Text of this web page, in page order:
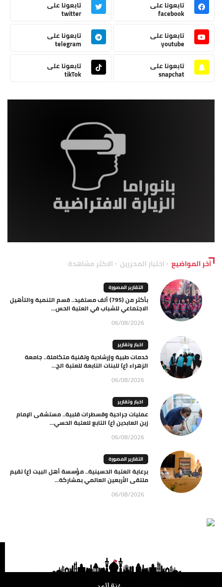
تابعونا على
facebook
تابعونا على
twitter
تابعونا على
youtube
تابعونا على
telegram
تابعونا على
snapchat
تابعونا على
tikTok
آخر المواضيع اختيار المحررين الاكثر مشاهدة
التقارير المصورة
بأكثر من (795) ألف مستفيد.. قسم التنمية والتأهيل
الاجتماعي للشباب في العتبة الحس...
06/08/2026
اخبار وتقارير
خدمات طبية وإرشادية وتقنية متكاملة.. جامعة
الزهراء (ع) للبنات التابعة للعتبة الح...
06/08/2026
اخبار وتقارير
عمليات جراحية وقسطرات قلبية.. مستشفى الإمام
زين العابدين (ع) التابع للعتبة الحسي...
06/08/2026
التقارير المصورة
برعاية العتبة الحسينية.. مؤسسة أهل البيت (ع) تقيم
ملتقى الأربعين العالمي بمشاركة...
06/08/2026